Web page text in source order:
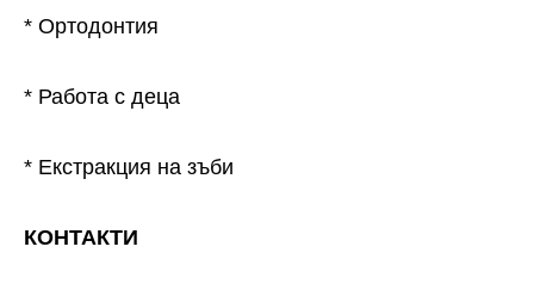
* Ортодонтия
* Работа с деца
* Екстракция на зъби
КОНТАКТИ